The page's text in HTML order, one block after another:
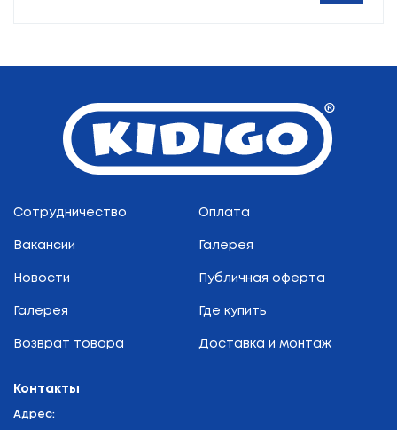
Сотрудничество Оплата
Вакансии Галерея
Новости Публичная оферта
Галерея Где купить
Возврат товара Доставка и монтаж
Контакты
Адрес: